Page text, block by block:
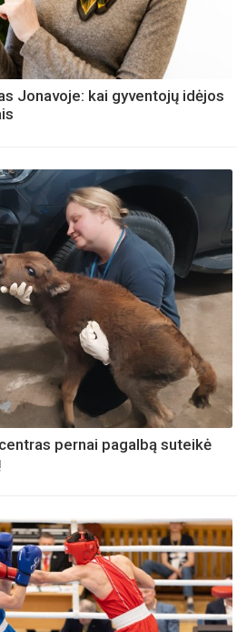
Jonavoje: kai gyventojų idėjos
pernai pagalbą suteikė